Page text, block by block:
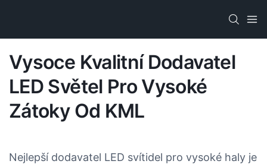
Vysoce Kvalitní Dodavatel
LED Světel Pro Vysoké
Zátoky Od KML
Nejlepší dodavatel LED svítidel pro vysoké haly je